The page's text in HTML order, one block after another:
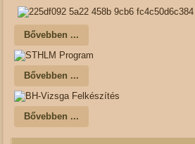
Bővebben ...
Bővebben ...
Bővebben ...